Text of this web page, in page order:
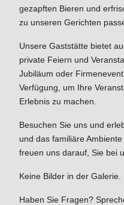
gezapften Bieren und
zu unseren Gerichten
Unsere Gaststätte bietet
private Feiern und
Jubiläum oder
Verfügung, um Ihre
Erlebnis zu machen.
Besuchen Sie uns und
und das familiäre
freuen uns darauf, Sie bei
Keine Bilder in der Galerie.
Haben Sie Fragen?